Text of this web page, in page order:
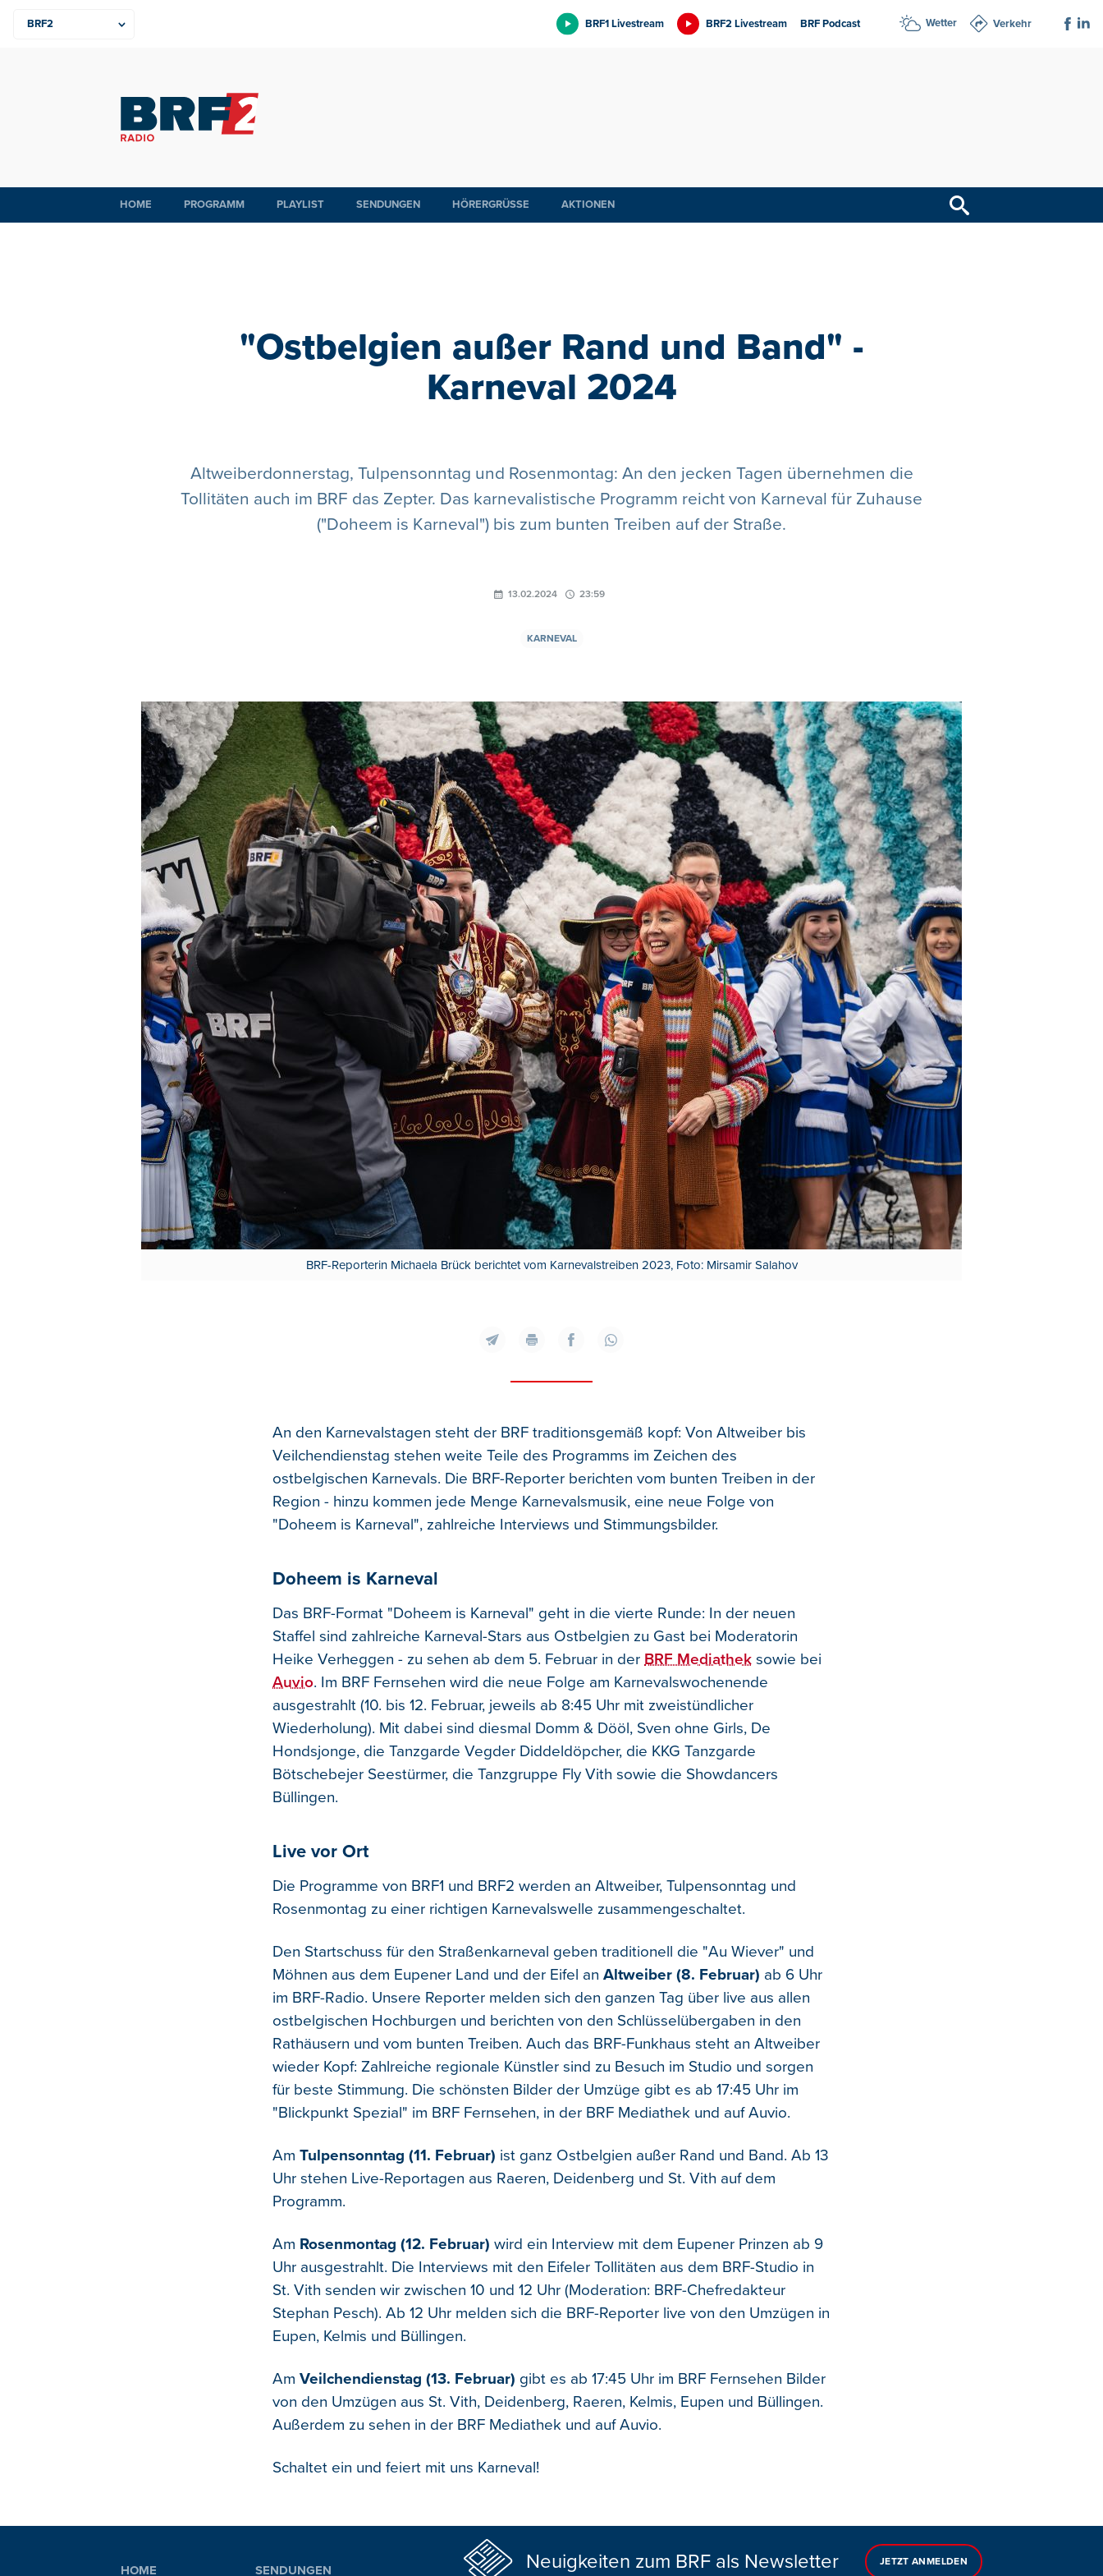
BRF1 Livestream BRF2 Livestream BRF Podcast Wetter Verkehr
HOME PROGRAMM PLAYLIST SENDUNGEN HÖRERGRÜSSE AKTIONEN
"Ostbelgien außer Rand und Band" -
Karneval 2024
Altweiberdonnerstag, Tulpensonntag und Rosenmontag: An den jecken Tagen übernehmen die
Tollitäten auch im BRF das Zepter. Das karnevalistische Programm reicht von Karneval für Zuhause
("Doheem is Karneval") bis zum bunten Treiben auf der Straße.
13.02.2024 23:59
KARNEVAL
BRF-Reporterin Michaela Brück berichtet vom Karnevalstreiben 2023, Foto: Mirsamir Salahov
An den Karnevalstagen steht der BRF traditionsgemäß kopf: Von Altweiber bis
Veilchendienstag stehen weite Teile des Programms im Zeichen des
ostbelgischen Karnevals. Die BRF-Reporter berichten vom bunten Treiben in der
Region - hinzu kommen jede Menge Karnevalsmusik, eine neue Folge von
"Doheem is Karneval", zahlreiche Interviews und Stimmungsbilder.
Doheem is Karneval
Das BRF-Format "Doheem is Karneval" geht in die vierte Runde: In der neuen
Staffel sind zahlreiche Karneval-Stars aus Ostbelgien zu Gast bei Moderatorin
Heike Verheggen - zu sehen ab dem 5. Februar in der BRF Mediathek sowie bei
Auvio. Im BRF Fernsehen wird die neue Folge am Karnevalswochenende
ausgestrahlt (10. bis 12. Februar, jeweils ab 8:45 Uhr mit zweistündlicher
Wiederholung). Mit dabei sind diesmal Domm & Dööl, Sven ohne Girls, De
Hondsjonge, die Tanzgarde Vegder Diddeldöpcher, die KKG Tanzgarde
Bötschebejer Seestürmer, die Tanzgruppe Fly Vith sowie die Showdancers
Büllingen.
Live vor Ort
Die Programme von BRF1 und BRF2 werden an Altweiber, Tulpensonntag und
Rosenmontag zu einer richtigen Karnevalswelle zusammengeschaltet.
Den Startschuss für den Straßenkarneval geben traditionell die "Au Wiever" und
Möhnen aus dem Eupener Land und der Eifel an Altweiber (8. Februar) ab 6 Uhr
im BRF-Radio. Unsere Reporter melden sich den ganzen Tag über live aus allen
ostbelgischen Hochburgen und berichten von den Schlüsselübergaben in den
Rathäusern und vom bunten Treiben. Auch das BRF-Funkhaus steht an Altweiber
wieder Kopf: Zahlreiche regionale Künstler sind zu Besuch im Studio und sorgen
für beste Stimmung. Die schönsten Bilder der Umzüge gibt es ab 17:45 Uhr im
"Blickpunkt Spezial" im BRF Fernsehen, in der BRF Mediathek und auf Auvio.
Am Tulpensonntag (11. Februar) ist ganz Ostbelgien außer Rand und Band. Ab 13
Uhr stehen Live-Reportagen aus Raeren, Deidenberg und St. Vith auf dem
Programm.
Am Rosenmontag (12. Februar) wird ein Interview mit dem Eupener Prinzen ab 9
Uhr ausgestrahlt. Die Interviews mit den Eifeler Tollitäten aus dem BRF-Studio in
St. Vith senden wir zwischen 10 und 12 Uhr (Moderation: BRF-Chefredakteur
Stephan Pesch). Ab 12 Uhr melden sich die BRF-Reporter live von den Umzügen in
Eupen, Kelmis und Büllingen.
Am Veilchendienstag (13. Februar) gibt es ab 17:45 Uhr im BRF Fernsehen Bilder
von den Umzügen aus St. Vith, Deidenberg, Raeren, Kelmis, Eupen und Büllingen.
Außerdem zu sehen in der BRF Mediathek und auf Auvio.
Schaltet ein und feiert mit uns Karneval!
HOME SENDUNGEN Neuigkeiten zum BRF als Newsletter JETZT ANMELDEN